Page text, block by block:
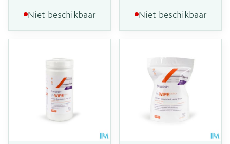
Niet beschikbaar Niet beschikbaar